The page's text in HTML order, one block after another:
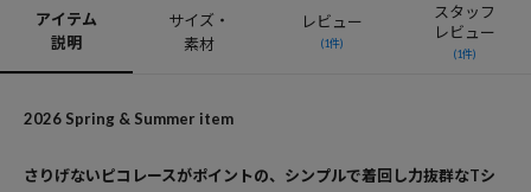
アイテム
説明
サイズ・
素材
レビュー
(1件)
スタッフ
レビュー
(1件)
2026 Spring & Summer item
さりげないピコレースがポイントの、シンプルで着回し力抜群なTシ